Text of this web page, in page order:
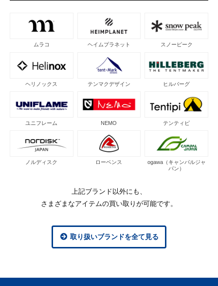
ムラコ ヘイムプラネット スノーピーク
ヘリノックス テンマクデザイン ヒルバーグ
ユニフレーム NEMO テンティピ
ノルディスク ローベンス
ogawa（キャンパルジャ
パン）
上記ブランド以外にも、
さまざまなアイテムの買い取りが可能です。
取り扱いブランドを全て見る